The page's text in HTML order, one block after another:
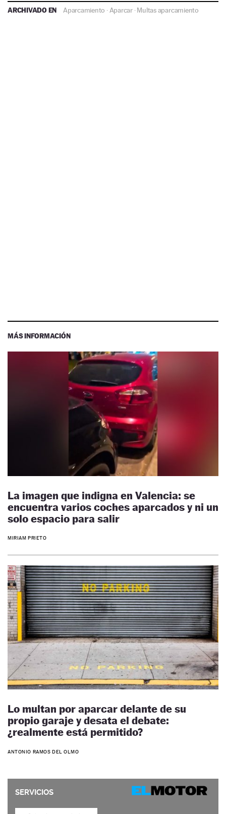
ARCHIVADO EN Aparcamiento ·Aparcar·Multas aparcamiento
MÁS INFORMACIÓN
La imagen que indigna en Valencia: se
encuentra varios coches aparcados y ni un
solo espacio para salir
MIRIAM PRIETO
Lo multan por aparcar delante de su
propio garaje y desata el debate:
¿realmente está permitido?
ANTONIO RAMOS DEL OLMO